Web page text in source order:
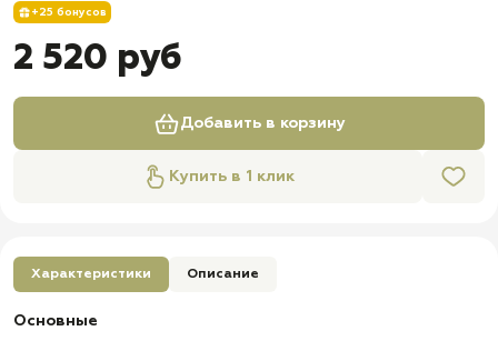
+25 бонусов
2 520 руб
Добавить в корзину
Купить в 1 клик
Характеристики Описание
Основные